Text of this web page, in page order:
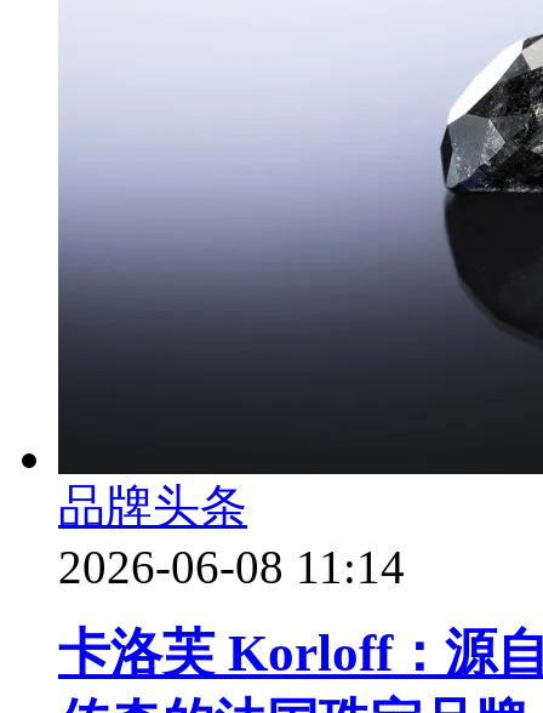
品牌头条
2026-06-08 11:14
卡洛芙 Korloff：源